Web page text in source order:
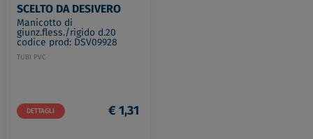
SCELTO DA DESIVERO
Manicotto di
giunz.fless./rigido d.20
codice prod: DSV09928
TUBI PVC
DETTAGLI € 1,31